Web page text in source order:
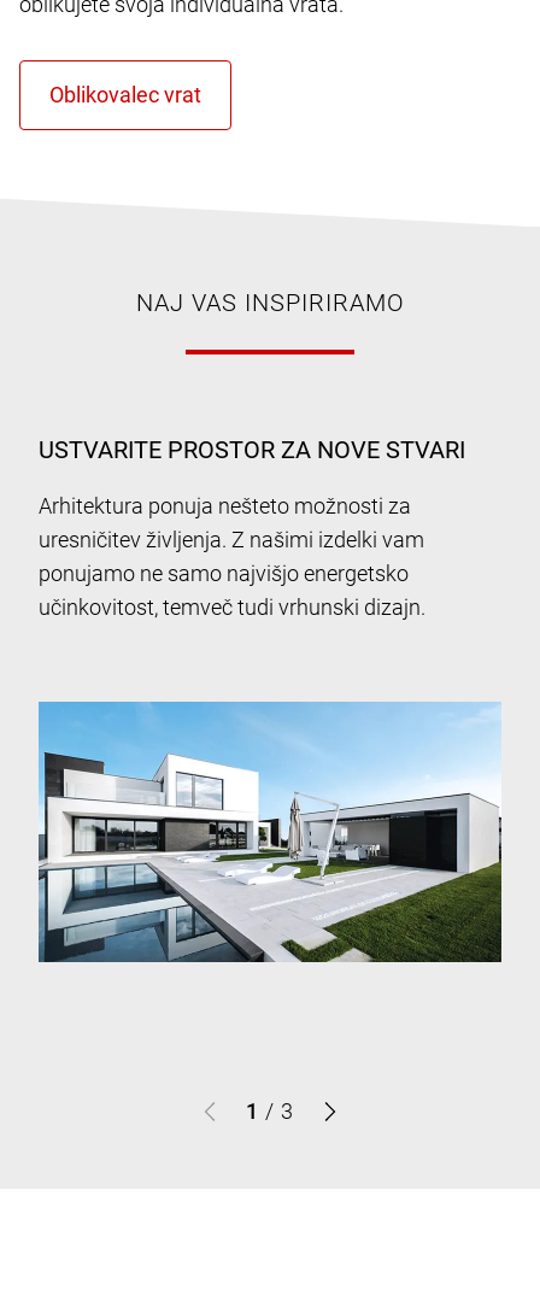
NAJ VAS INSPIRIRAMO
USTVARITE PROSTOR ZA NOVE STVARI
Arhitektura ponuja nešteto možnosti za
uresničitev življenja. Z našimi izdelki vam
ponujamo ne samo najvišjo energetsko
učinkovitost, temveč tudi vrhunski dizajn.
1 / 3